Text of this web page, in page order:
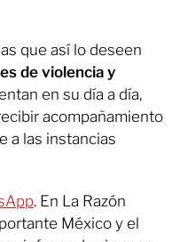
que así lo deseen
de violencia y
en su día a día,
acompañamiento
a las instancias
. En La Razón
México y el